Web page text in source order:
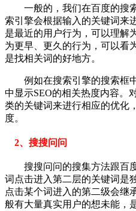
一般的，我们在百度的搜索
索引擎会根据输入的关键词来
是最近的用户行为，可以理解
为更早、更久的行为，可以看
是找相关词的好地方。
例如在搜索引擎的搜索框中
中显示SEO的相关热度内容。
类的关键词来进行相应的优化
度。
2、搜搜问问
搜搜问问的搜集方法跟百度
词点击进入第二层的关键词是
点击某个词进入的第二级会继
般有大量真实用户的想未能，